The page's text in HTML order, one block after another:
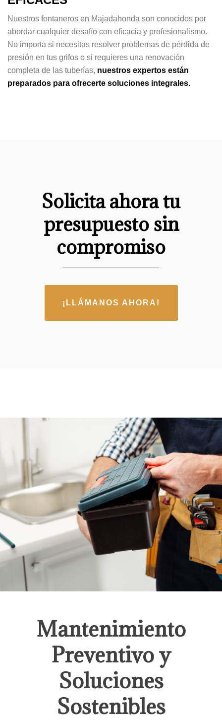
Nuestros fontaneros en Majadahonda son conocidos por
abordar cualquier desafío con eficacia y profesionalismo.
No importa si necesitas resolver problemas de pérdida de
presión en tus grifos o si requieres una renovación
completa de las tuberías, nuestros expertos están
preparados para ofrecerte soluciones integrales.
Solicita ahora tu
presupuesto sin
compromiso
¡LLÁMANOS AHORA!
Mantenimiento
Preventivo y
Soluciones
Sostenibles